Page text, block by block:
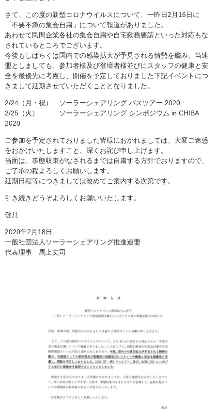
さて、この度の新型コロナウイルスについて、一昨日2月16日に
「不要不急の集会自粛」について報道がありました。
あわせて民間企業各社の集会自粛や自宅勤務要請といった対応もな
されているところでございます。
今後もしばらくは国内での感染拡大が予見される情勢を鑑み、当連
盟としましても、参加者様及び登壇者様並びにスタッフの健康と安
全を最優先に考慮し、開催を予定しておりました下記イベントにつ
きまして延期させていただくこととなりました。
2/24（月・祝） ソーラーシェアリング バスツアー 2020
2/25（火） ソーラーシェアリング シンポジウム in CHIBA
2020
ご参加を予定されておりました皆様におかれましては、大変ご迷惑
をおかけいたしますこと、深くお詫び申し上げます。
当面は、事態収束がなされるまでは自粛する方針でおりますので、
ご了承の程よろしくお願いします。
延期日程等につきましては改めてご案内する次第です。
引き続きどうぞよろしくお願いいたします。
敬具
2020年2月18日
一般社団法人ソーラーシェアリング推進連盟
代表理事 馬上丈司